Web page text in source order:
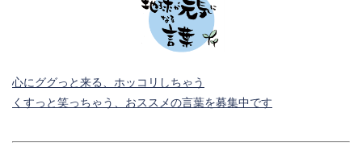
心にググっと来る、ホッコリしちゃう
くすっと笑っちゃう、おススメの言葉を募集中です